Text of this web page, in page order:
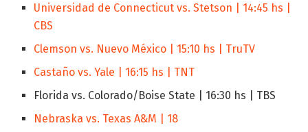
Universidad de Connecticut vs. Stetson | 14:45 hs |
CBS
Clemson vs. Nuevo México | 15:10 hs | TruTV
Castaño vs. Yale | 16:15 hs | TNT
Florida vs. Colorado/Boise State | 16:30 hs | TBS
Nebraska vs. Texas A&M | 18